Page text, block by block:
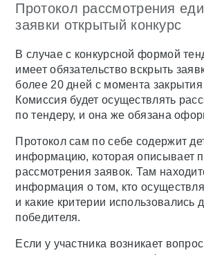
Протокол рассмотрения
заявки открытый конкурс
В случае с конкурсной формой
имеет обязательство вскрыть
более 20 дней с момента закрытия
Комиссия будет осуществлять
по тендеру, и она же обязана
Протокол сам по себе содержит
информацию, которая описывает
рассмотрения заявок. Там
информация о том, кто
и какие критерии использовались
победителя.
Если у участника возникает